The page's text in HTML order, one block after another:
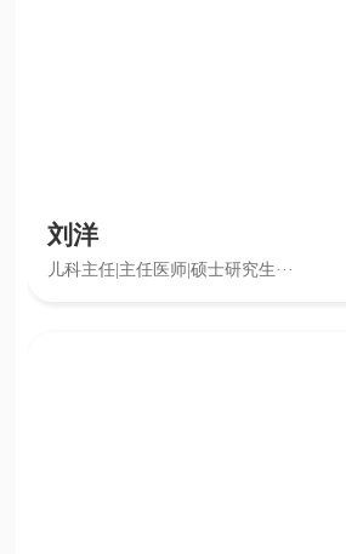
刘洋
儿科主任|主任医师|硕士研究生···